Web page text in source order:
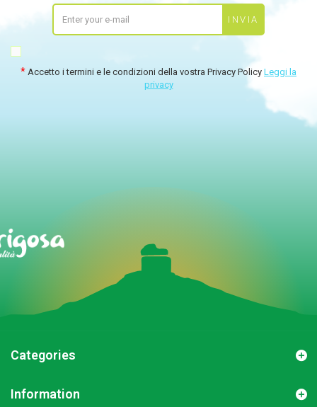
Accetto i termini e le condizioni della vostra Privacy Policy Leggi la
privacy
Categories
Information